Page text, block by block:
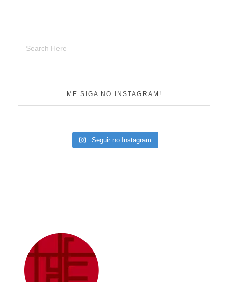
ME SIGA NO INSTAGRAM!
Seguir no Instagram